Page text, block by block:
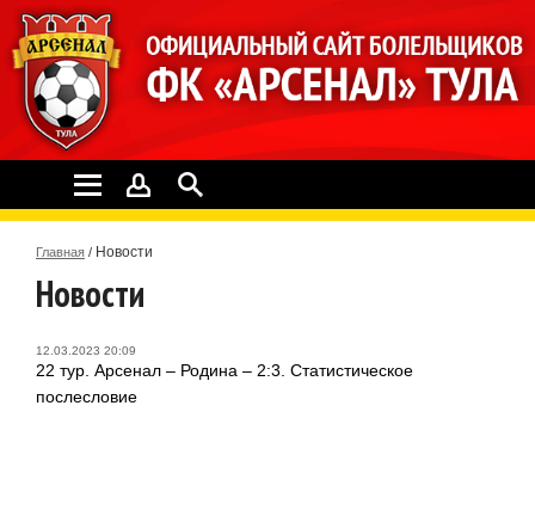
Главная / Новости
Новости
12.03.2023 20:09
22 тур. Арсенал – Родина – 2:3. Статистическое
послесловие